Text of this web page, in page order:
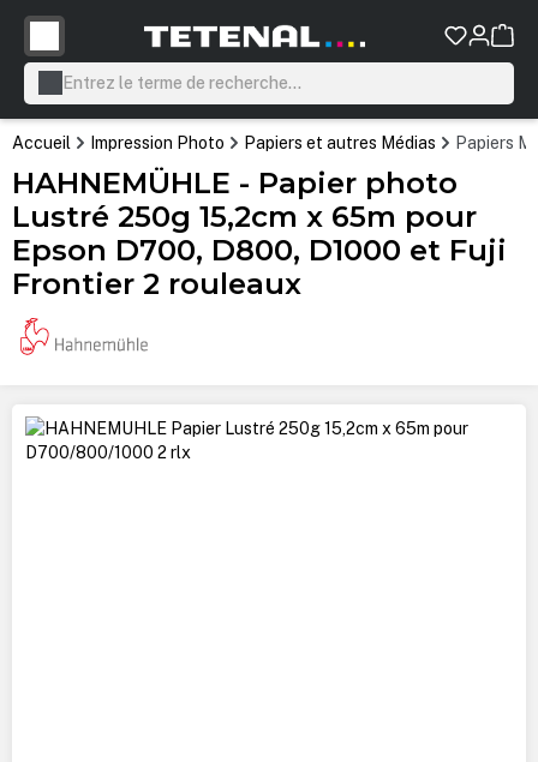
principal
Accueil Impression Photo Papiers et autres Médias Papiers
HAHNEMÜHLE - Papier photo
Lustré 250g 15,2cm x 65m pour
Epson D700, D800, D1000 et Fuji
Frontier 2 rouleaux
Ignorer la galerie d'images